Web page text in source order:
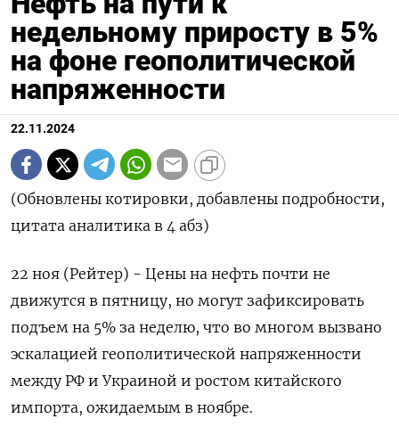
недельному приросту в 5%
на фоне геополитической
напряженности
22.11.2024
(Обновлены котировки, добавлены подробности,
цитата аналитика в 4 абз)
22 ноя (Рейтер) - Цены на нефть почти не
движутся в пятницу, но могут зафиксировать
подъем на 5% за неделю, что во многом вызвано
эскалацией геополитической напряженности
между РФ и Украиной и ростом китайского
импорта, ожидаемым в ноябре.